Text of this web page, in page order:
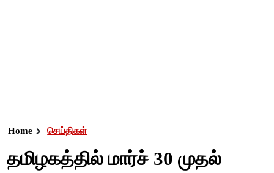
Home செய்திகள்
தமிழகத்தில் மார்ச் 30 முதல்